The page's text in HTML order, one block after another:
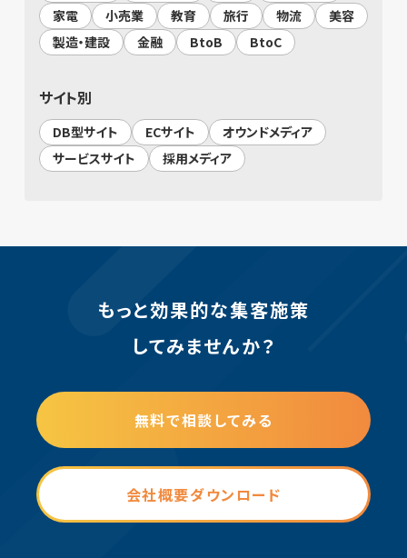
家電
小売業 教育 旅行 物流
美容
製造・建設
金融 BtoB BtoC
サイト別
DB型サイト ECサイト
オウンドメディア
サービスサイト
採用メディア
もっと効果的な集客施策
してみませんか？
無料で相談してみる
会社概要ダウンロード